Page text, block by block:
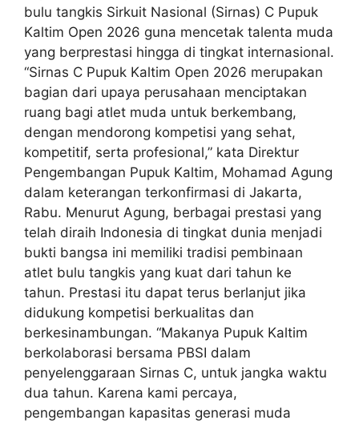
bulu tangkis Sirkuit Nasional (Sirnas) C Pupuk
Kaltim Open 2026 guna mencetak talenta muda
yang berprestasi hingga di tingkat internasional.
“Sirnas C Pupuk Kaltim Open 2026 merupakan
bagian dari upaya perusahaan menciptakan
ruang bagi atlet muda untuk berkembang,
dengan mendorong kompetisi yang sehat,
kompetitif, serta profesional,” kata Direktur
Pengembangan Pupuk Kaltim, Mohamad Agung
dalam keterangan terkonfirmasi di Jakarta,
Rabu. Menurut Agung, berbagai prestasi yang
telah diraih Indonesia di tingkat dunia menjadi
bukti bangsa ini memiliki tradisi pembinaan
atlet bulu tangkis yang kuat dari tahun ke
tahun. Prestasi itu dapat terus berlanjut jika
didukung kompetisi berkualitas dan
berkesinambungan. “Makanya Pupuk Kaltim
berkolaborasi bersama PBSI dalam
penyelenggaraan Sirnas C, untuk jangka waktu
dua tahun. Karena kami percaya,
pengembangan kapasitas generasi muda